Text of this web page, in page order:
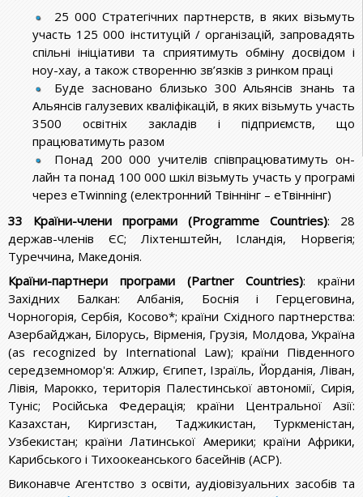
25 000 Стратегічних партнерств, в яких візьмуть
участь 125 000 інституцій / організацій, запровадять
спільні ініціативи та сприятимуть обміну досвідом і
ноу-хау, а також створенню зв’язків з ринком праці
Буде засновано близько 300 Альянсів знань та
Альянсів галузевих кваліфікацій, в яких візьмуть участь
3500 освітніх закладів і підприємств, що
працюватимуть разом
Понад 200 000 учителів співпрацюватимуть он-
лайн та понад 100 000 шкіл візьмуть участь у програмі
через eTwinning (електронний Твіннінг – еТвіннінг)
33 Країни-члени програми (Programme Countries): 28
держав-членів ЄС; Ліхтенштейн, Ісландія, Норвегія;
Туреччина, Македонія.
Країни-партнери програми (Partner Countries): країни
Західних Балкан: Албанія, Боснія і Герцеговина,
Чорногорія, Сербія, Косово*; країни Східного партнерства:
Азербайджан, Білорусь, Вірменія, Грузія, Молдова, Україна
(as recognized by International Law); країни Південного
середземномор'я: Алжир, Єгипет, Ізраїль, Йорданія, Ліван,
Лівія, Марокко, територія Палестинської автономії, Сирія,
Туніс; Російська Федерація; країни Центральної Азії:
Казахстан, Киргизстан, Таджикистан, Туркменістан,
Узбекистан; країни Латинської Америки; країни Африки,
Карибського і Тихоокеанського басейнів (АСР).
Виконавче Агентство з освіти, аудіовізуальних засобів та